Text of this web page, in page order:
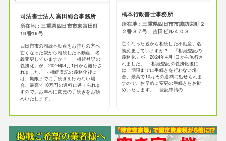
司法書士法人 富田総合事務所
所在地：三重県四日市市東富田町
19番16号
四日市市の相続不動産をお持ちの方へ
亡くなった親から相続した不動産、名
義変更していますか？ 「相続登記の
義務化」が、2024年4月1日から施行さ
れました。 ・相続登記の義務化後に
は、期限までに手続きを行わない場
合、最高で10万円の過料に処せられま
すので、お早めに変更の手続きをお勧
めいたします。 ...
橋本行政書士事務所
所在地：三重県四日市市諏訪栄町２
２番３７号 吉田ビル４０３
亡くなった親から相続した不動産、名
義変更していますか？ 「相続登記の
義務化」が、2024年4月1日から施行さ
れました。 ・相続登記の義務化後に
は、期限までに手続きを行わない場
合、最高で10万円の過料に処せられま
すので、お早めに変更の手続きをお勧
めいたします。 登記申請の ...